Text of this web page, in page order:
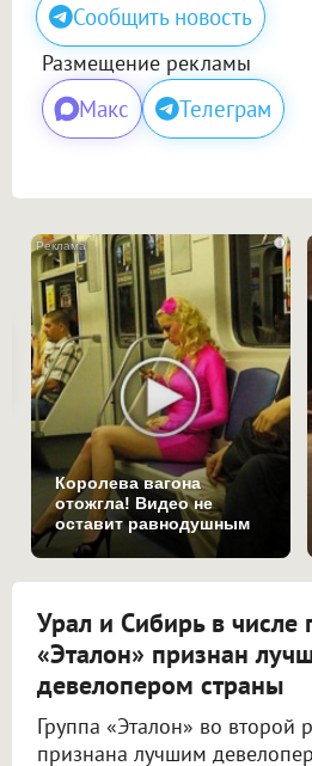
Сообщить новость
Размещение рекламы
Макс Телеграм
i
Королева вагона
отожгла! Видео не
оставит равнодушным
Урал и Сибирь в числе
«Эталон» признан
девелопером страны
Группа «Эталон» во второй
признана лучшим